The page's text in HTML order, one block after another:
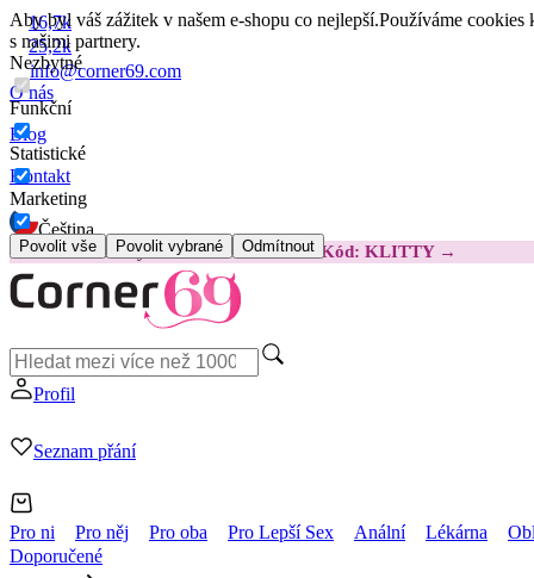
Aby byl váš zážitek v našem e-shopu co nejlepší.Používáme cookies
s našimi partnery.
Nezbytné
Funkční
Statistické
Marketing
Povolit vše Povolit vybrané Odmítnout
16,7k
25,2k
info@corner69.com
O nás
Blog
Kontakt
Čeština
😽Svakom Klitty: O 380 Kč LEVNĚJI Kód: KLITTY →
Profil
Seznam přání
Pro ni Pro něj Pro oba Pro Lepší Sex Anální Lékárna
Doporučené